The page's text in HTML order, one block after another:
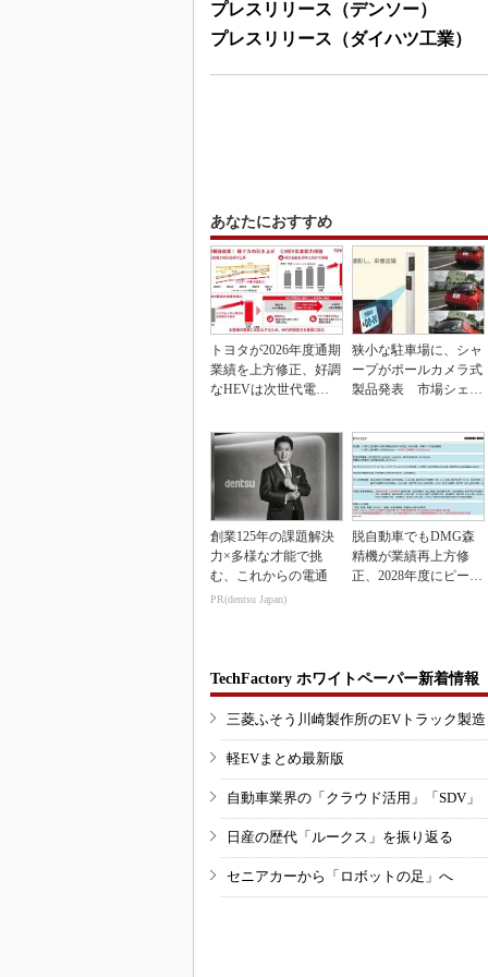
プレスリリース（デンソー）
プレスリリース（ダイハツ工業）
あなたにおすすめ
トヨタが2026年度通期
業績を上方修正、好調
なHEVは次世代電池
狭小な駐車場に、シャ
ープがポールカメラ式
製品発表 市場シェア
創業125年の課題解決
力×多様な才能で挑
む、これからの電通
PR(dentsu Japan)
脱自動車でもDMG森
精機が業績再上方修
正、2028年度にピーク
TechFactory ホワイトペーパー新着情報
三菱ふそう川崎製作所のEVトラック製
軽EVまとめ最新版
自動車業界の「クラウド活用」「SDV
日産の歴代「ルークス」を振り返る
セニアカーから「ロボットの足」へ